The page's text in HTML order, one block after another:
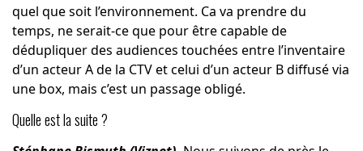
quel que soit l’environnement. Ca va prendre du
temps, ne serait-ce que pour être capable de
dédupliquer des audiences touchées entre l’inventaire
d’un acteur A de la CTV et celui d’un acteur B diffusé via
une box, mais c’est un passage obligé.
Quelle est la suite ?